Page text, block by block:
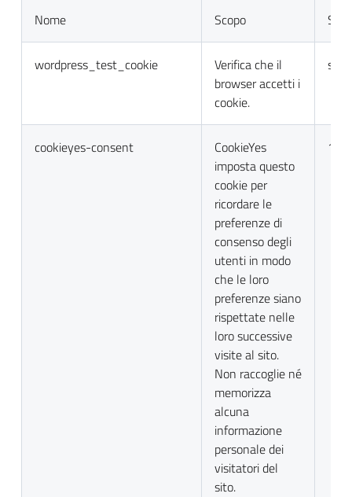
Nome Scopo
wordpress_test_cookie
Verifica che il
browser accetti i
cookie.
cookieyes-consent
CookieYes
imposta questo
cookie per
ricordare le
preferenze di
consenso degli
utenti in modo
che le loro
preferenze siano
rispettate nelle
loro successive
visite al sito.
Non raccoglie né
memorizza
alcuna
informazione
personale dei
visitatori del
sito.
1